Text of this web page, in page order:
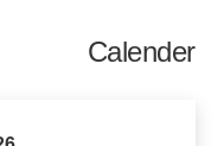
Calender